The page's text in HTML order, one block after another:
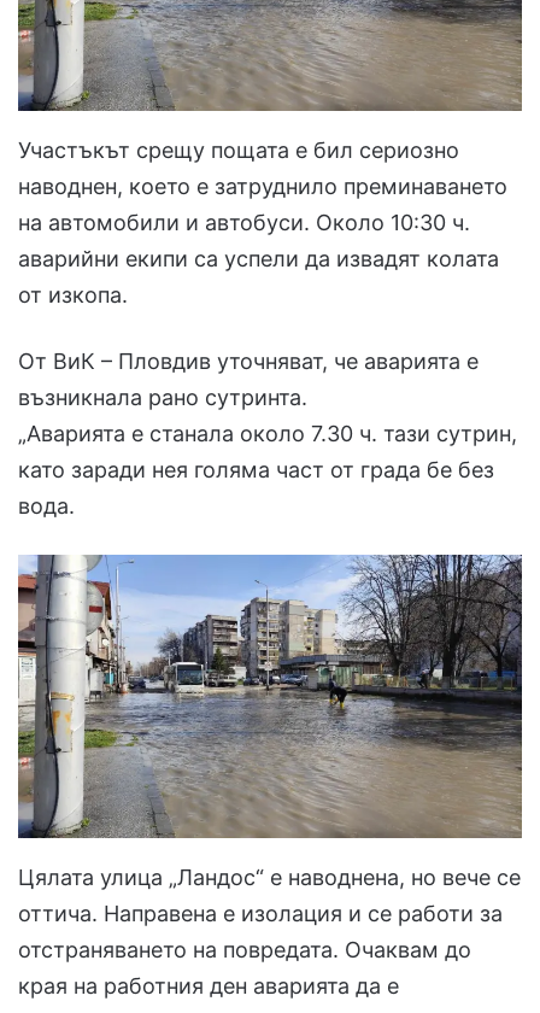
Участъкът срещу пощата е бил сериозно
наводнен, което е затруднило преминаването
на автомобили и автобуси. Около 10:30 ч.
аварийни екипи са успели да извадят колата
от изкопа.
От ВиК – Пловдив уточняват, че аварията е
възникнала рано сутринта.
„Аварията е станала около 7.30 ч. тази сутрин,
като заради нея голяма част от града бе без
вода.
Цялата улица „Ландос“ е наводнена, но вече се
оттича. Направена е изолация и се работи за
отстраняването на повредата. Очаквам до
края на работния ден аварията да е